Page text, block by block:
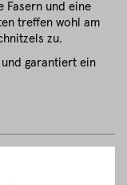
Fasern und eine
treffen wohl am
zu.
garantiert ein